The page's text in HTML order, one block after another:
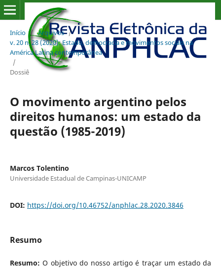
Início / Arquivos /
v. 20 n. 28 (2020): Estado, democracia e movimentos sociais na
América Latina contemporânea
/
Dossiê
O movimento argentino pelos
direitos humanos: um estado da
questão (1985-2019)
Marcos Tolentino
Universidade Estadual de Campinas-UNICAMP
DOI: https://doi.org/10.46752/anphlac.28.2020.3846
Resumo
Resumo:O objetivo do nosso artigo é traçar um estado da